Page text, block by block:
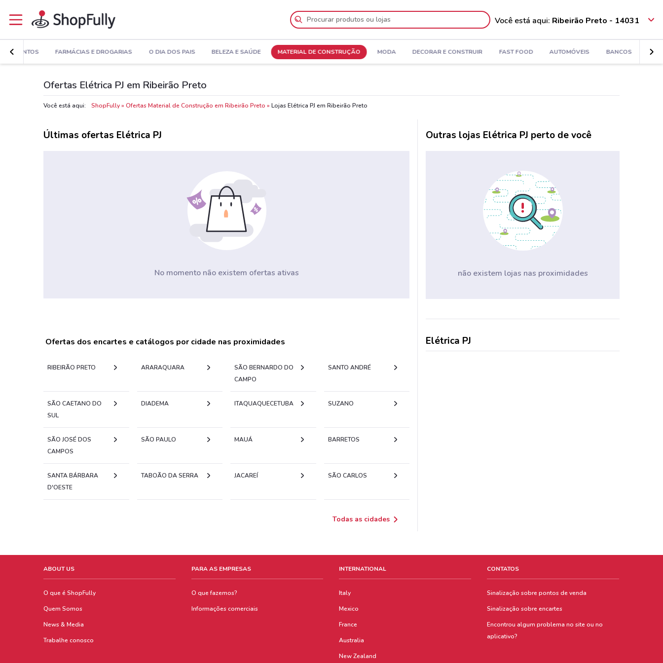
Você está aqui: Ribeirão Preto - 14031
FARMÁCIAS E DROGARIAS O DIA DOS PAIS BELEZA E SAÚDE MATERIAL DE CONSTRUÇÃO MODA DECORAR E CONSTRUIR FAST FOOD AUTOMÓVEIS BANCOS
Ofertas Elétrica PJ em Ribeirão Preto
Você está aqui: ShopFully Ofertas Material de Construção em Ribeirão Preto Lojas Elétrica PJ em Ribeirão Preto
Últimas ofertas Elétrica PJ
No momento não existem ofertas ativas
Ofertas dos encartes e catálogos por cidade nas proximidades
RIBEIRÃO PRETO ARARAQUARA
SÃO BERNARDO DO
CAMPO
SANTO ANDRÉ
SÃO CAETANO DO
SUL
DIADEMA ITAQUAQUECETUBA SUZANO
SÃO JOSÉ DOS
CAMPOS
SÃO PAULO MAUÁ BARRETOS
SANTA BÁRBARA
D'OESTE
TABOÃO DA SERRA JACAREÍ SÃO CARLOS
Todas as cidades
Outras lojas Elétrica PJ perto de você
não existem lojas nas proximidades
Elétrica PJ
ABOUT US
O que é ShopFully
Quem Somos
News & Media
Trabalhe conosco
PARA AS EMPRESAS
O que fazemos?
Informações comerciais
INTERNATIONAL
Italy
Mexico
France
Australia
New Zealand
CONTATOS
Sinalização sobre pontos de venda
Sinalização sobre encartes
Encontrou algum problema no site ou no
aplicativo?